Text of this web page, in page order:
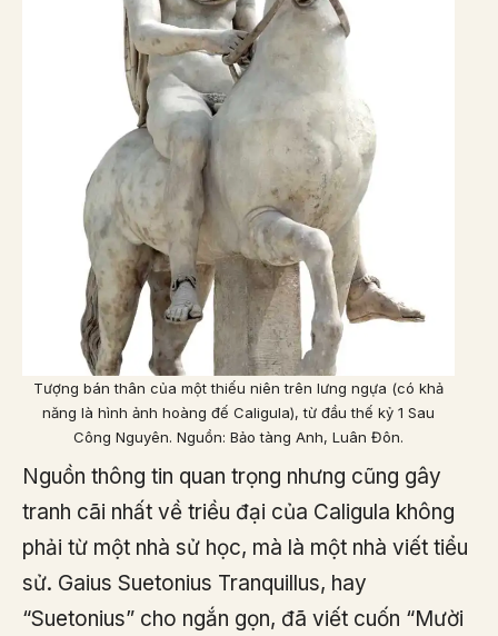
Tượng bán thân của một thiếu niên trên lưng ngựa (có khả
năng là hình ảnh hoàng đế Caligula), từ đầu thế kỷ 1 Sau
Công Nguyên. Nguồn: Bảo tàng Anh, Luân Đôn.
Nguồn thông tin quan trọng nhưng cũng gây
tranh cãi nhất về triều đại của Caligula không
phải từ một nhà sử học, mà là một nhà viết tiểu
sử. Gaius Suetonius Tranquillus, hay
“Suetonius” cho ngắn gọn, đã viết cuốn “Mười